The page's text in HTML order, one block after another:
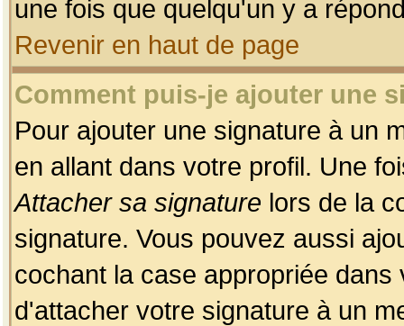
une fois que quelqu'un y a
Revenir en haut de page
Comment puis-je ajouter une
Pour ajouter une signature à un
en allant dans votre profil. Une
Attacher sa signature lors de la
signature. Vous pouvez aussi
cochant la case appropriée
d'attacher votre signature à un